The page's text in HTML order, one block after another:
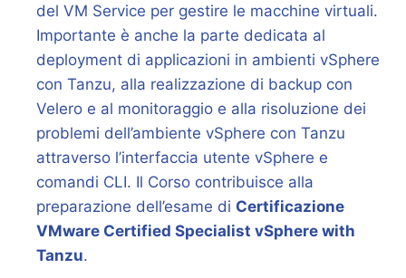
del VM Service per gestire le macchine virtuali.
Importante è anche la parte dedicata al
deployment di applicazioni in ambienti vSphere
con Tanzu, alla realizzazione di backup con
Velero e al monitoraggio e alla risoluzione dei
problemi dell’ambiente vSphere con Tanzu
attraverso l’interfaccia utente vSphere e
comandi CLI. Il Corso contribuisce alla
preparazione dell’esame di Certificazione
VMware Certified Specialist vSphere with
Tanzu.